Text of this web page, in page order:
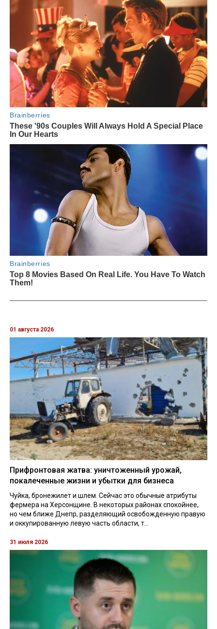
01 августа 2026
Прифронтовая жатва: уничтоженный урожай,
покалеченные жизни и убытки для бизнеса
Чуйка, бронежилет и шлем. Сейчас это обычные атрибуты
фермера на Херсонщине. В некоторых районах спокойнее,
но чем ближе Днепр, разделяющий освобожденную правую
и оккупированную левую часть области, т...
31 июля 2026